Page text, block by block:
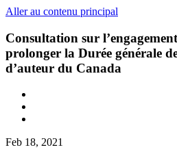
Aller au contenu principal
Consultation sur
prolonger la Durée générale
d’auteur du Canada
Feb 18, 2021